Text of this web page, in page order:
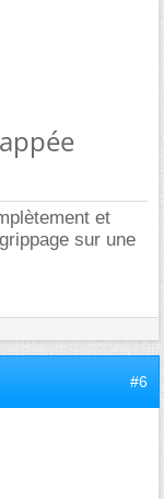
et
sur une
#6